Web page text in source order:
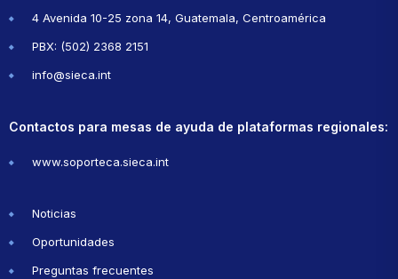
4 Avenida 10-25 zona 14, Guatemala, Centroamérica
PBX: (502) 2368 2151
info@sieca.int
Contactos para mesas de ayuda de plataformas regionales:
www.soporteca.sieca.int
Noticias
Oportunidades
Preguntas frecuentes